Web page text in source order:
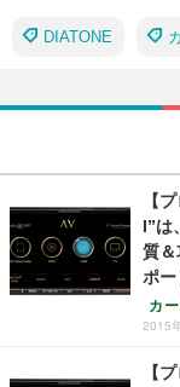
DIATONE
【
I”は
質
ポー
カ
2015
【